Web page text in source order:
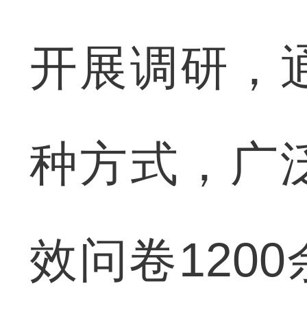
开展调研，
种方式，广
效问卷1200